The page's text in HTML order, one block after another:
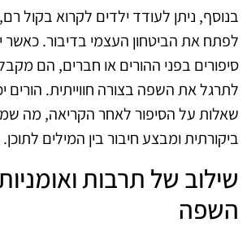
בנוסף, ניתן לעודד ילדים לקרוא בקול
לפתח את הביטחון העצמי בדיבור. כאשר
סיפורים בפני ההורים או חברים, הם
לתרגל את השפה בצורה חווייתית. הורים
שאלות על הסיפור לאחר הקריאה, מה
ביקורתית ומבצע חיבור בין המילים לתוכן.
שילוב של תרבות
השפה